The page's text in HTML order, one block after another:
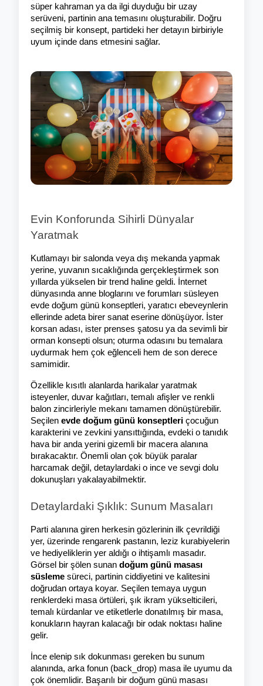
süper kahraman ya da ilgi duyduğu bir uzay
serüveni, partinin ana temasını oluşturabilir. Doğru
seçilmiş bir konsept, partideki her detayın birbiriyle
uyum içinde dans etmesini sağlar.
Evin Konforunda Sihirli Dünyalar
Yaratmak
Kutlamayı bir salonda veya dış mekanda yapmak
yerine, yuvanın sıcaklığında gerçekleştirmek son
yıllarda yükselen bir trend haline geldi. İnternet
dünyasında anne bloglarını ve forumları süsleyen
evde doğum günü konseptleri, yaratıcı ebeveynlerin
ellerinde adeta birer sanat eserine dönüşüyor. İster
korsan adası, ister prenses şatosu ya da sevimli bir
orman konsepti olsun; oturma odasını bu temalara
uydurmak hem çok eğlenceli hem de son derece
samimidir.
Özellikle kısıtlı alanlarda harikalar yaratmak
isteyenler, duvar kağıtları, temalı afişler ve renkli
balon zincirleriyle mekanı tamamen dönüştürebilir.
Seçilen evde doğum günü konseptleri çocuğun
karakterini ve zevkini yansıttığında, evdeki o tanıdık
hava bir anda yerini gizemli bir macera alanına
bırakacaktır. Önemli olan çok büyük paralar
harcamak değil, detaylardaki o ince ve sevgi dolu
dokunuşları yakalayabilmektir.
Detaylardaki Şıklık: Sunum Masaları
Parti alanına giren herkesin gözlerinin ilk çevrildiği
yer, üzerinde rengarenk pastanın, leziz kurabiyelerin
ve hediyeliklerin yer aldığı o ihtişamlı masadır.
Görsel bir şölen sunan doğum günü masası
süsleme süreci, partinin ciddiyetini ve kalitesini
doğrudan ortaya koyar. Seçilen temaya uygun
renklerdeki masa örtüleri, şık ikram yükselticileri,
temalı kürdanlar ve etiketlerle donatılmış bir masa,
konukların hayran kalacağı bir odak noktası haline
gelir.
İnce elenip sık dokunması gereken bu sunum
alanında, arka fonun (back_drop) masa ile uyumu da
çok önemlidir. Başarılı bir doğum günü masası